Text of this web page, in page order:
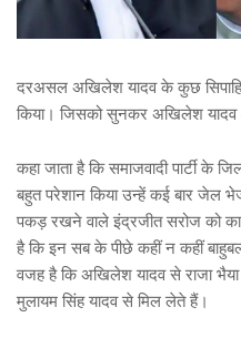
दरअसल अखिलेश यादव के कुछ
किया। जिसको सुनकर अखिलेश यादव
कहा जाता है कि समाजवादी पार्टी के
बहुत परेशान किया उन्हें कई बार जेल
पकड़ रखने वाले इंद्रजीत सरोज को
है कि इन सब के पीछे कहीं न कहीं
वजह है कि अखिलेश यादव से राजा भैया
मुलायम सिंह यादव से मिल लेते हैं।